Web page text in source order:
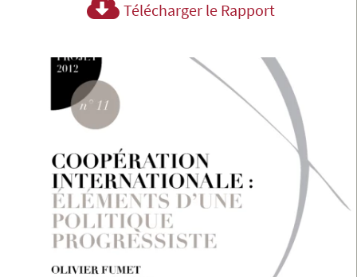
Télécharger le Rapport